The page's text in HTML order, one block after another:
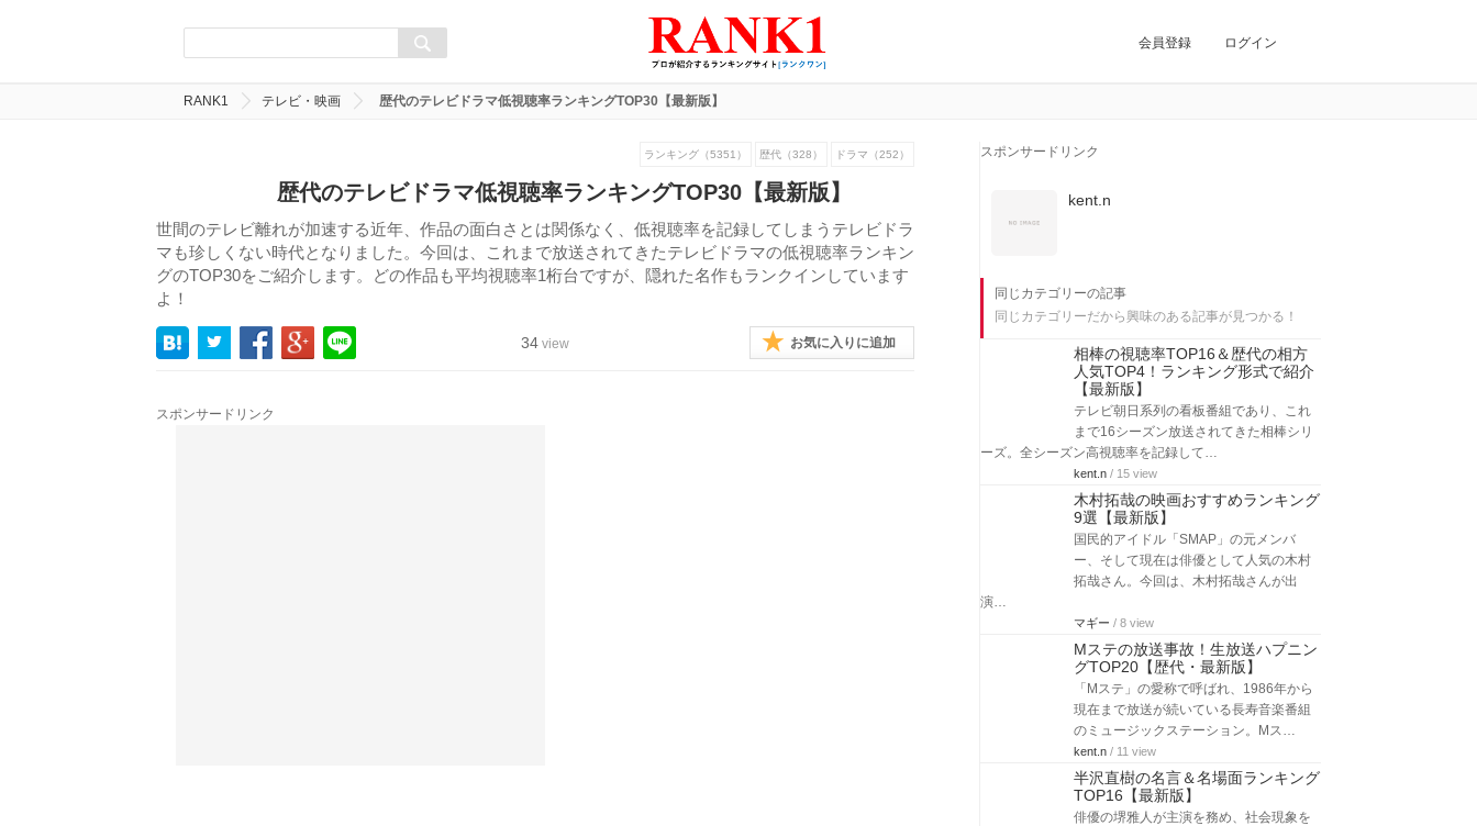
会員登録 ログイン
RANK1 テレビ・映画 歴代のテレビドラマ低視聴率ランキングTOP30【最新版】
ランキング（5351） 歴代（328） ドラマ（252）
歴代のテレビドラマ低視聴率ランキングTOP30【最新版】
世間のテレビ離れが加速する近年、作品の面白さとは関係なく、低視聴率を記録してしまうテレビドラ
マも珍しくない時代となりました。今回は、これまで放送されてきたテレビドラマの低視聴率ランキン
グのTOP30をご紹介します。どの作品も平均視聴率1桁台ですが、隠れた名作もランクインしています
よ！
34 view お気に入りに追加
スポンサードリンク
スポンサードリンク
kent.n
同じカテゴリーの記事
同じカテゴリーだから興味のある記事が見つかる！
相棒の視聴率TOP16＆歴代の相方
人気TOP4！ランキング形式で紹介
【最新版】
テレビ朝日系列の看板番組であり、これ
まで16シーズン放送されてきた相棒シリ
ーズ。全シーズン高視聴率を記録して…
kent.n / 15 view
木村拓哉の映画おすすめランキング
9選【最新版】
国民的アイドル「SMAP」の元メンバ
ー、そして現在は俳優として人気の木村
拓哉さん。今回は、木村拓哉さんが出
演…
マギー / 8 view
Mステの放送事故！生放送ハプニン
グTOP20【歴代・最新版】
「Mステ」の愛称で呼ばれ、1986年から
現在まで放送が続いている長寿音楽番組
のミュージックステーション。Mス…
kent.n / 11 view
半沢直樹の名言＆名場面ランキング
TOP16【最新版】
俳優の堺雅人が主演を務め、社会現象を